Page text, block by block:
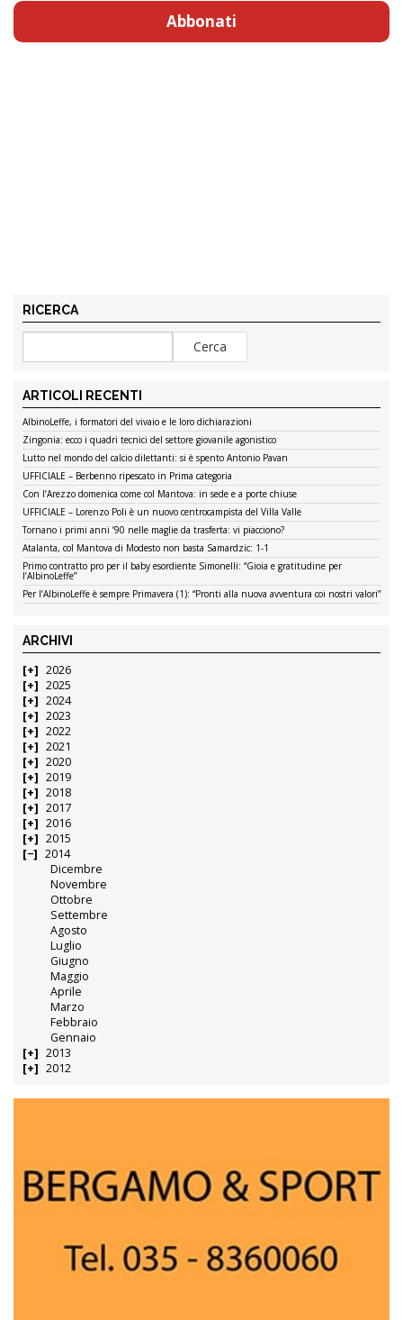
Abbonati
RICERCA
ARTICOLI RECENTI
AlbinoLeffe, i formatori del vivaio e le loro dichiarazioni
Zingonia: ecco i quadri tecnici del settore giovanile agonistico
Lutto nel mondo del calcio dilettanti: si è spento Antonio Pavan
UFFICIALE – Berbenno ripescato in Prima categoria
Con l’Arezzo domenica come col Mantova: in sede e a porte chiuse
UFFICIALE – Lorenzo Poli è un nuovo centrocampista del Villa Valle
Tornano i primi anni ’90 nelle maglie da trasferta: vi piacciono?
Atalanta, col Mantova di Modesto non basta Samardzic: 1-1
Primo contratto pro per il baby esordiente Simonelli: “Gioia e gratitudine per
l’AlbinoLeffe”
Per l’AlbinoLeffe è sempre Primavera (1): “Pronti alla nuova avventura coi nostri valori”
ARCHIVI
2026
2025
2024
2023
2022
2021
2020
2019
2018
2017
2016
2015
2014
Dicembre
Novembre
Ottobre
Settembre
Agosto
Luglio
Giugno
Maggio
Aprile
Marzo
Febbraio
Gennaio
2013
2012